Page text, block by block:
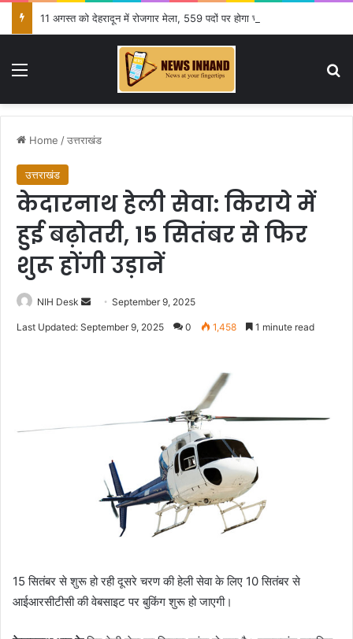
11 अगस्त को देहरादून में रोजगार मेला, 559 पदों पर होगा चयन
Menu
Home /उत्तराखंड
उत्तराखंड
केदारनाथ हेली सेवा: किराये में
हुई बढ़ोतरी, 15 सितंबर से फिर
शुरू होंगी उड़ानें
NIH Desk
SendSeptember 9, 2025
Last Updated: September 9, 2025 0 1,458 1 minute read
15 सितंबर से शुरू हो रही दूसरे चरण की हेली सेवा के लिए 10 सितंबर से
आईआरसीटीसी की वेबसाइट पर बुकिंग शुरू हो जाएगी।